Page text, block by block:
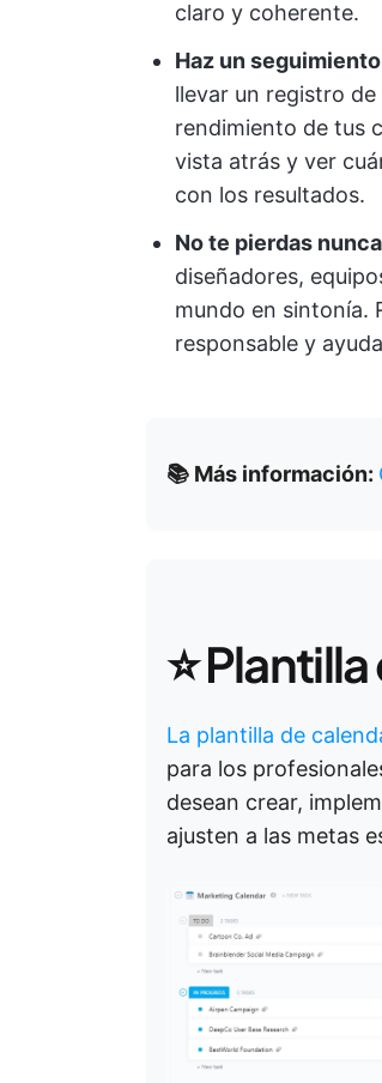
claro y coherente.
Haz un
llevar un registro
rendimiento de tus
vista atrás y ver
con los resultados.
No te pierdas
diseñadores,
mundo en sintonía.
responsable y
📚 Más información:
⭐
La plantilla de
para los
desean crear,
ajusten a las metas